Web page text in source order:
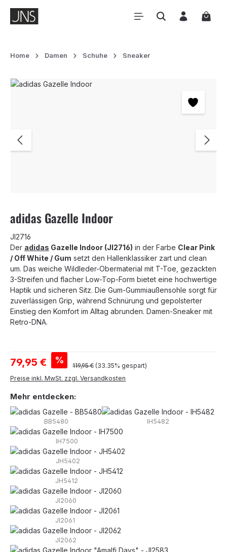
Zum Hauptinhalt springen
Home Damen Schuhe Sneaker
Bildergalerie überspringen
adidas Gazelle Indoor
JI2716
Der adidas Gazelle Indoor (JI2716) in der Farbe Clear Pink
/ Off White / Gum setzt den Hallenklassiker zart und clean
um. Das weiche Wildleder-Obermaterial mit T-Toe, gezackten
3-Streifen und flacher Low-Top-Form bietet eine hochwertige
Haptik und sicheren Sitz. Die Gum-Gummiaußensohle sorgt für
zuverlässigen Grip, während Schnürung und gepolsterter
Einstieg den Komfort im Alltag abrunden. Damen-Sneaker mit
Retro-DNA.
Verkaufspreis:
79,95 € % Regulärer Preis:
119,95 € (33.35% gespart)
Preise inkl. MwSt. zzgl. Versandkosten
Mehr entdecken:
BB5480 IH5482
IH7500
JH5402
JH5412
JI2060
JI2061
JI2062